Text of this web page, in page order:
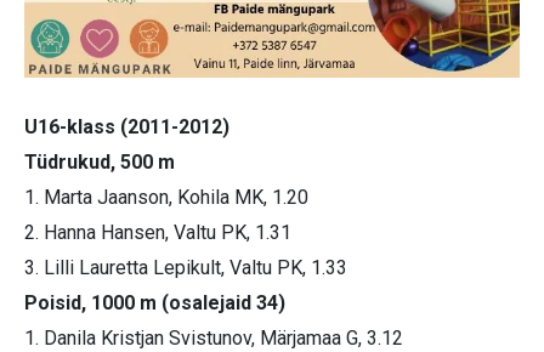
U16-klass (2011-2012)
Tüdrukud, 500 m
1. Marta Jaanson, Kohila MK, 1.20
2. Hanna Hansen, Valtu PK, 1.31
3. Lilli Lauretta Lepikult, Valtu PK, 1.33
Poisid, 1000 m (osalejaid 34)
1. Danila Kristjan Svistunov, Märjamaa G, 3.12